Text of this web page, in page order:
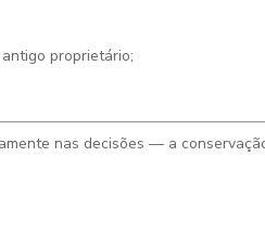
proprietário;
nas decisões — a